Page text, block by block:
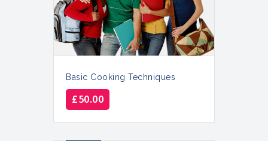
Basic Cooking Techniques
£50.00